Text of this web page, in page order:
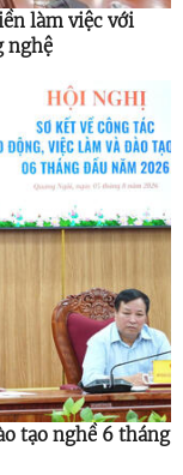
làm việc với
nghệ
tạo nghề 6 tháng